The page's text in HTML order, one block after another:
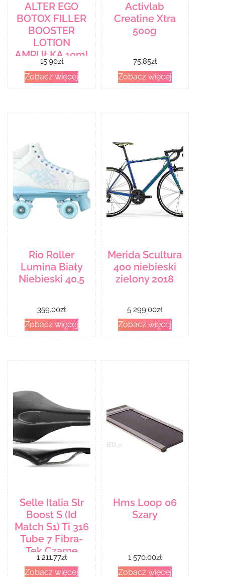
ALTER EGO
BOTOX FILLER
BOOSTER
LOTION
AMPUŁKA 10ml
15.90zł
Zobacz więcej
Activlab
Creatine Xtra
500g
75.85zł
Zobacz więcej
Rio Roller
Lumina Biały
Niebieski 40,5
359.00zł
Zobacz więcej
Merida Scultura
400 niebieski
zielony 2018
5 299.00zł
Zobacz więcej
Selle Italia Slr
Boost S (Id
Match S1) Ti 316
Tube 7 Fibra-
Tek Czarne
1 211.77zł
Zobacz więcej
Hms Loop 06
Szary
1 570.00zł
Zobacz więcej